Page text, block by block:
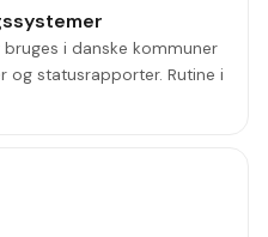
bruges i danske kommuner
og statusrapporter. Rutine i